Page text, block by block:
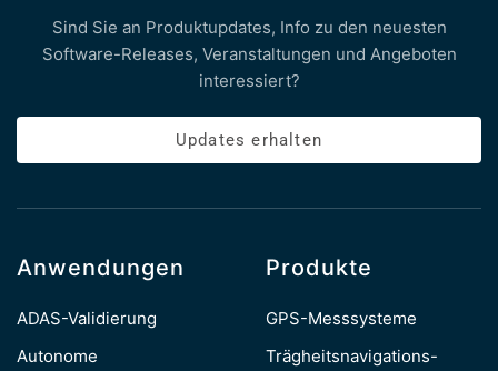
Sind Sie an Produktupdates, Info zu den neuesten
Software-Releases, Veranstaltungen und Angeboten
interessiert?
Updates erhalten
Anwendungen
ADAS-Validierung
Autonome
Produkte
GPS-Messsysteme
Trägheitsnavigations-